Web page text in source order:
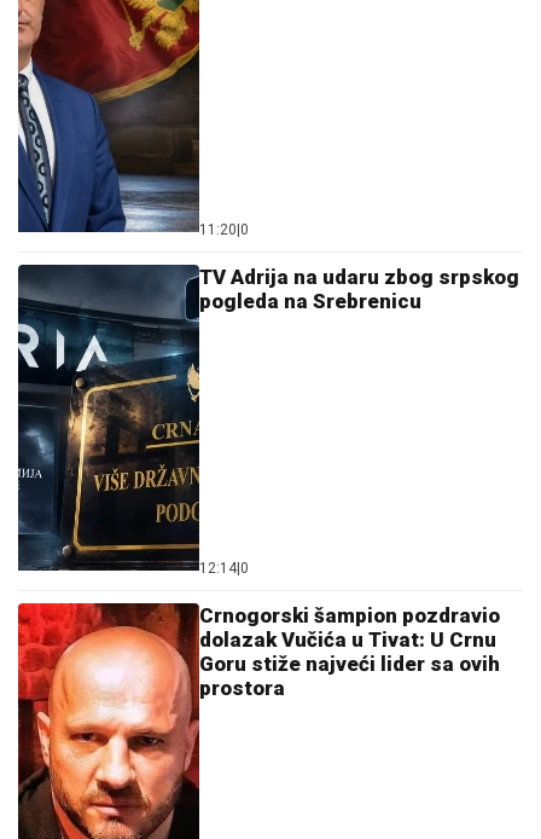
11:20|0
TV Adrija na udaru zbog srpskog
pogleda na Srebrenicu
12:14|0
Crnogorski šampion pozdravio
dolazak Vučića u Tivat: U Crnu
Goru stiže najveći lider sa ovih
prostora